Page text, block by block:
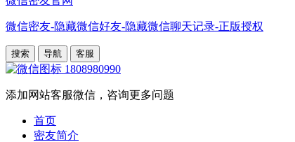
微信密友-隐藏微信好友-隐藏微信聊天记录-正版授权
搜索 导航 客服
1808980990
添加网站客服微信，咨询更多问题
首页
密友简介